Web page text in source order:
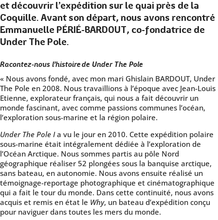
et découvrir l’expédition sur le quai près de la
Coquille. Avant son départ, nous avons rencontré
Emmanuelle PÉRIÉ-BARDOUT, co-fondatrice de
Under The Pole.
Racontez-nous l’histoire de Under The Pole
« Nous avons fondé, avec mon mari Ghislain BARDOUT, Under
The Pole en 2008. Nous travaillions à l’époque avec Jean-Louis
Etienne, explorateur français, qui nous a fait découvrir un
monde fascinant, avec comme passions communes l’océan,
l’exploration sous-marine et la région polaire.
Under The Pole Ia vu le jour en 2010. Cette expédition polaire
sous-marine était intégralement dédiée à l’exploration de
l’Océan Arctique. Nous sommes partis au pôle Nord
géographique réaliser 52 plongées sous la banquise arctique,
sans bateau, en autonomie. Nous avons ensuite réalisé un
témoignage-reportage photographique et cinématographique
qui a fait le tour du monde. Dans cette continuité, nous avons
acquis et remis en état le Why, un bateau d’expédition conçu
pour naviguer dans toutes les mers du monde.